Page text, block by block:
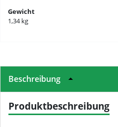
Gewicht
1,34 kg
Beschreibung
Produktbeschreibung